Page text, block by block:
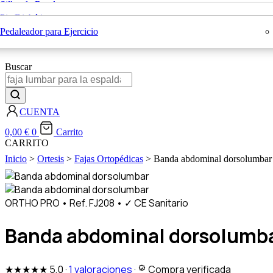
Colchones Antiescaras
Sillas de Ruedas
Pie Diabético
Pedaleador para Ejercicio
X
Buscar
CUENTA
0,00 € 0
Carrito
CARRITO
Inicio > Ortesis > Fajas Ortopédicas > Banda abdominal dorsolumbar
ORTHO PRO • Ref. FJ208 • ✓ CE Sanitario
Banda abdominal
★★★★★ 5,0·1 valoraciones·
Compra verificada